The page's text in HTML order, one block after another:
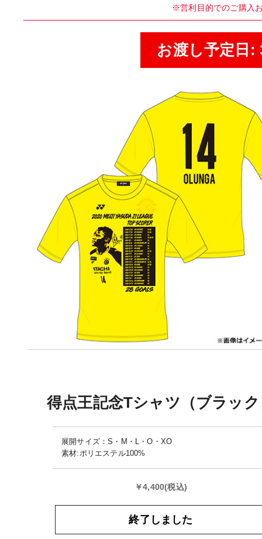
※営利目的でのご購入
お渡し予定日:
得点王記念Tシャツ（ブラッ
展開サイズ：S・M・L・O・XO
素材:ポリエステル100%
￥4,400(税込)
終了しました